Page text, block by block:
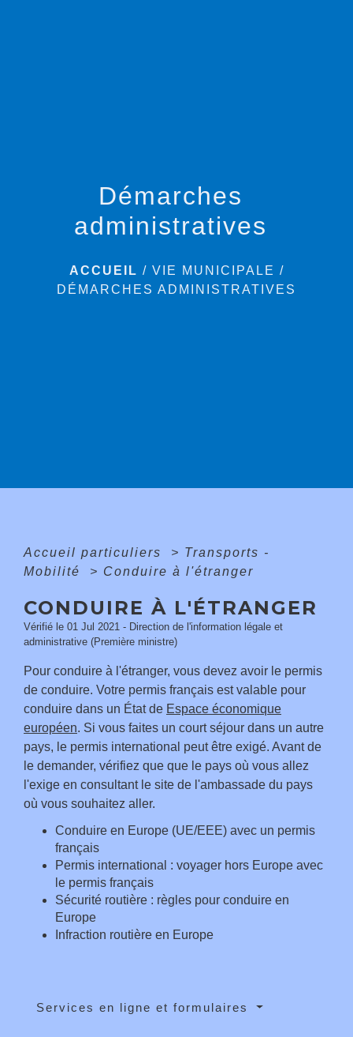
Démarches
administratives
ACCUEIL / VIE MUNICIPALE /
DÉMARCHES ADMINISTRATIVES
Accueil particuliers > Transports -
Mobilité
> Conduire à l'étranger
CONDUIRE À L'ÉTRANGER
Vérifié le 01 Jul 2021 - Direction de l'information légale et
administrative (Première ministre)
Pour conduire à l'étranger, vous devez avoir le permis
de conduire. Votre permis français est valable pour
conduire dans un État de Espace économique
européen. Si vous faites un court séjour dans un autre
pays, le permis international peut être exigé. Avant de
le demander, vérifiez que que le pays où vous allez
l'exige en consultant le site de l'ambassade du pays
où vous souhaitez aller.
Conduire en Europe (UE/EEE) avec un permis
français
Permis international : voyager hors Europe avec
le permis français
Sécurité routière : règles pour conduire en
Europe
Infraction routière en Europe
Services en ligne et formulaires